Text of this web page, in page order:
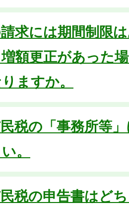
求には期間制限
額更正があった
ますか。
税の「事務所等
。
税の申告書はど